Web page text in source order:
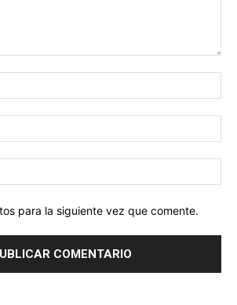
para la siguiente vez que comente.